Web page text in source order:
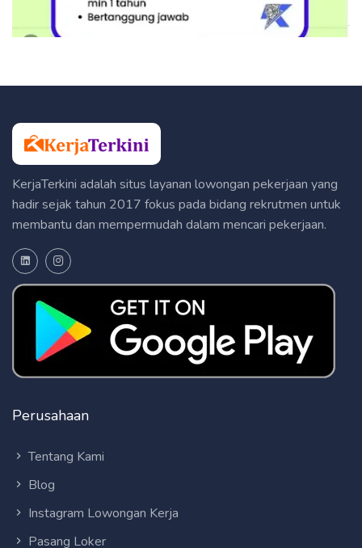
KerjaTerkini adalah situs layanan lowongan pekerjaan yang
hadir sejak tahun 2017 fokus pada bidang rekrutmen untuk
membantu dan mempermudah dalam mencari pekerjaan.
Perusahaan
Tentang Kami
Blog
Instagram Lowongan Kerja
Pasang Loker